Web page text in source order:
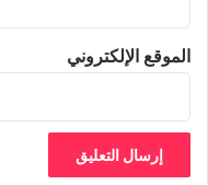
الموقع الإلكتروني